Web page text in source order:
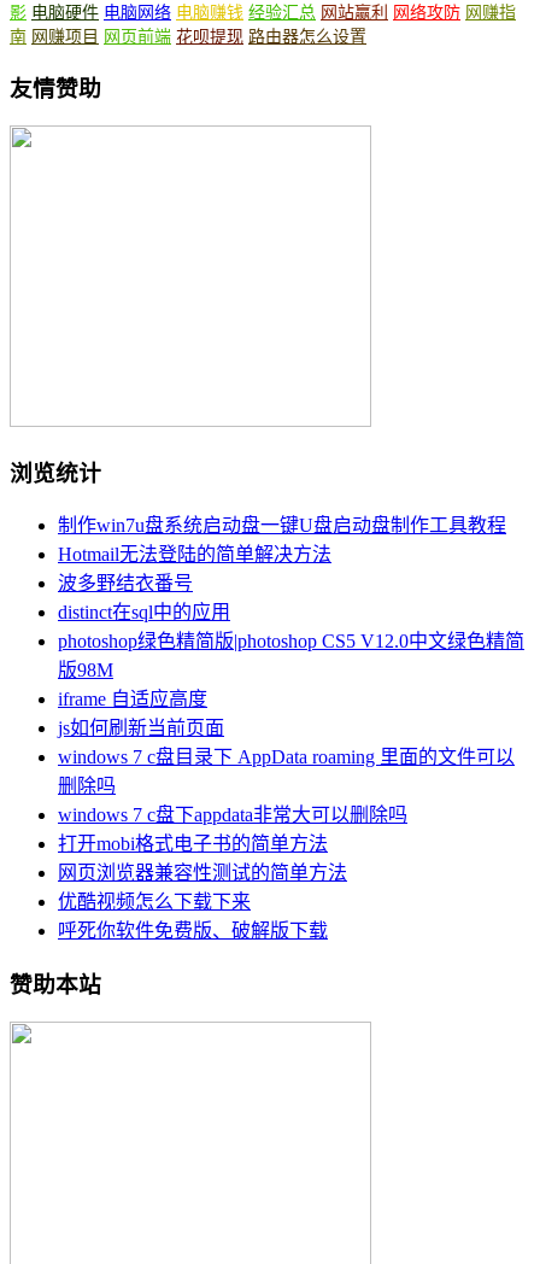
影 电脑硬件 电脑网络 电脑赚钱 经验汇总 网站赢利 网络攻防 网赚指
南 网赚项目 网页前端 花呗提现 路由器怎么设置
友情赞助
浏览统计
制作win7u盘系统启动盘一键U盘启动盘制作工具教程
Hotmail无法登陆的简单解决方法
波多野结衣番号
distinct在sql中的应用
photoshop绿色精简版|photoshop CS5 V12.0中文绿色精简
版98M
iframe 自适应高度
js如何刷新当前页面
windows 7 c盘目录下 AppData roaming 里面的文件可以
删除吗
windows 7 c盘下appdata非常大可以删除吗
打开mobi格式电子书的简单方法
网页浏览器兼容性测试的简单方法
优酷视频怎么下载下来
呼死你软件免费版、破解版下载
赞助本站